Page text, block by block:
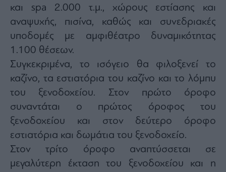
και spa 2.000 τ.μ., χώρους εστίασης και
αναψυχής, πισίνα, καθώς και συνεδριακές
υποδομές με αμφιθέατρο δυναμικότητας
1.100 θέσεων.
Συγκεκριμένα, το ισόγειο θα φιλοξενεί το
καζίνο, τα εστιατόρια του καζίνο και το λόμπυ
του ξενοδοχείου. Στον πρώτο όροφο
συναντάται ο πρώτος όροφος του
ξενοδοχείου και στον δεύτερο όροφο
εστιατόρια και δωμάτια του ξενοδοχείο.
Στον τρίτο όροφο αναπτύσσεται σε
μεγαλύτερη έκταση τoυ ξενοδοχείου και η